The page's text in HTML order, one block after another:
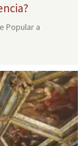
Popular a